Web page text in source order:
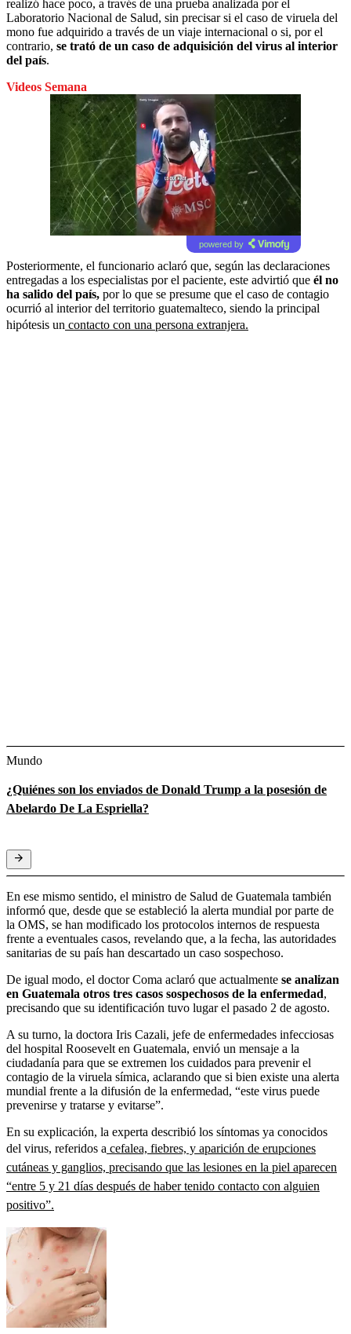
realizó hace poco, a través de una prueba analizada por el
Laboratorio Nacional de Salud, sin precisar si el caso de viruela del
mono fue adquirido a través de un viaje internacional o si, por el
contrario, se trató de un caso de adquisición del virus al interior
del país.
Videos Semana
powered by
Posteriormente, el funcionario aclaró que, según las declaraciones
entregadas a los especialistas por el paciente, este advirtió que él no
ha salido del país, por lo que se presume que el caso de contagio
ocurrió al interior del territorio guatemalteco, siendo la principal
hipótesis un contacto con una persona extranjera.
Mundo
¿Quiénes son los enviados de Donald Trump a la posesión de
Abelardo De La Espriella?
En ese mismo sentido, el ministro de Salud de Guatemala también
informó que, desde que se estableció la alerta mundial por parte de
la OMS, se han modificado los protocolos internos de respuesta
frente a eventuales casos, revelando que, a la fecha, las autoridades
sanitarias de su país han descartado un caso sospechoso.
De igual modo, el doctor Coma aclaró que actualmente se analizan
en Guatemala otros tres casos sospechosos de la enfermedad,
precisando que su identificación tuvo lugar el pasado 2 de agosto.
A su turno, la doctora Iris Cazali, jefe de enfermedades infecciosas
del hospital Roosevelt en Guatemala, envió un mensaje a la
ciudadanía para que se extremen los cuidados para prevenir el
contagio de la viruela símica, aclarando que si bien existe una alerta
mundial frente a la difusión de la enfermedad, “este virus puede
prevenirse y tratarse y evitarse”.
En su explicación, la experta describió los síntomas ya conocidos
del virus, referidos a cefalea, fiebres, y aparición de erupciones
cutáneas y ganglios, precisando que las lesiones en la piel aparecen
“entre 5 y 21 días después de haber tenido contacto con alguien
positivo”.